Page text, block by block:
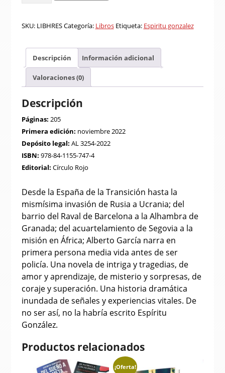
He
y
resucitado
cantidad
SKU: LIBHRESCategoría: Libros Etiqueta: Espiritu gonzalez
Descripción Información adicional
Valoraciones (0)
Descripción
Páginas: 205
Primera edición: noviembre 2022
Depósito legal: AL 3254-2022
ISBN: 978-84-1155-747-4
Editorial: Círculo Rojo
Desde la España de la Transición hasta la
mismísima invasión de Rusia a Ucrania; del
barrio del Raval de Barcelona a la Alhambra de
Granada; del acuartelamiento de Segovia a la
misión en África; Alberto García narra en
primera persona media vida antes de ser
policía. Una novela de intriga y tragedias, de
amor y aprendizaje, de misterio y sorpresas, de
coraje y superación. Una historia dramática
inundada de señales y experiencias vitales. De
no ser así, no la habría escrito Espíritu
González.
Productos relacionados
¡Oferta!